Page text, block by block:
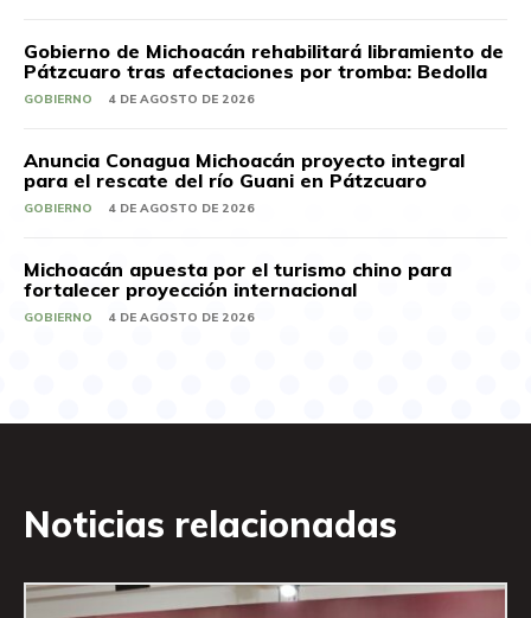
Gobierno de Michoacán rehabilitará libramiento de
Pátzcuaro tras afectaciones por tromba: Bedolla
GOBIERNO 4 DE AGOSTO DE 2026
Anuncia Conagua Michoacán proyecto integral
para el rescate del río Guani en Pátzcuaro
GOBIERNO 4 DE AGOSTO DE 2026
Michoacán apuesta por el turismo chino para
fortalecer proyección internacional
GOBIERNO 4 DE AGOSTO DE 2026
Noticias relacionadas